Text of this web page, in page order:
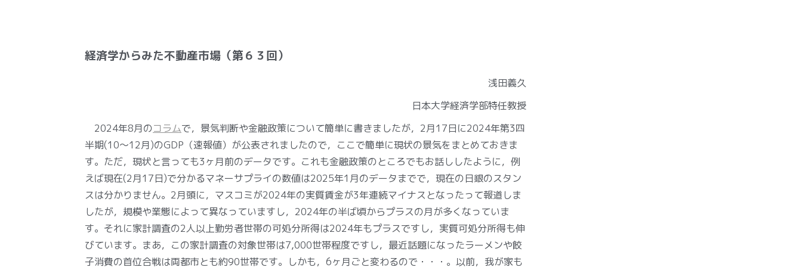
経済学からみた不動産市場（第６３回）
浅田義久
日本大学経済学部特任教授
2024年8月のコラムで，景気判断や金融政策について簡単に書きましたが，2月17日に2024年第3四
半期(10～12月)のGDP（速報値）が公表されましたので，ここで簡単に現状の景気をまとめておきま
す。ただ，現状と言っても3ヶ月前のデータです。これも金融政策のところでもお話ししたように，例
えば現在(2月17日)で分かるマネーサプライの数値は2025年1月のデータまでで，現在の日銀のスタン
スは分かりません。2月頭に，マスコミが2024年の実質賃金が3年連続マイナスとなったって報道しま
したが，規模や業態によって異なっていますし，2024年の半ば頃からプラスの月が多くなっていま
す。それに家計調査の2人以上勤労者世帯の可処分所得は2024年もプラスですし，実質可処分所得も伸
びています。まあ，この家計調査の対象世帯は7,000世帯程度ですし，最近話題になったラーメンや餃
子消費の首位合戦は両都市とも約90世帯です。しかも，6ヶ月ごと変わるので・・・。以前，我が家も